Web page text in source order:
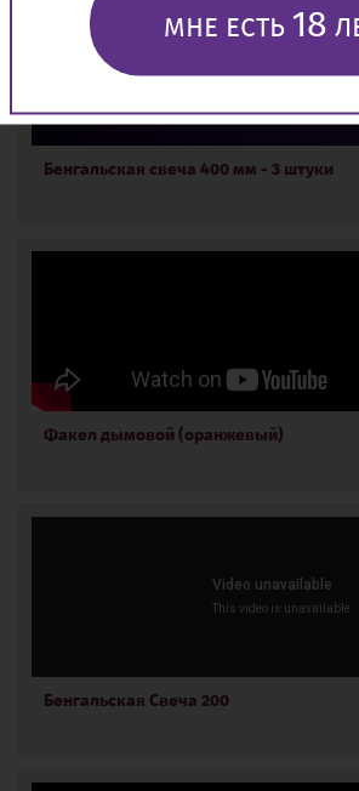
Бенгальская свеча 400 мм - 3 штуки
Факел дымовой (оранжевый)
Бенгальская Свеча 200
МНЕ ЕСТЬ 18